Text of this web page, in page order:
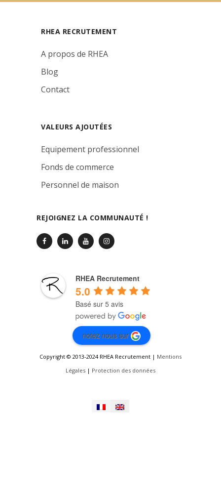
RHEA RECRUTEMENT
A propos de RHEA
Blog
Contact
VALEURS AJOUTÉES
Equipement professionnel
Fonds de commerce
Personnel de maison
REJOIGNEZ LA COMMUNAUTÉ !
RHEA Recrutement
5.0
Basé sur 5 avis
notez nous sur
Copyright © 2013-2024 RHEA Recrutement | Mentions
Légales | Protection des données